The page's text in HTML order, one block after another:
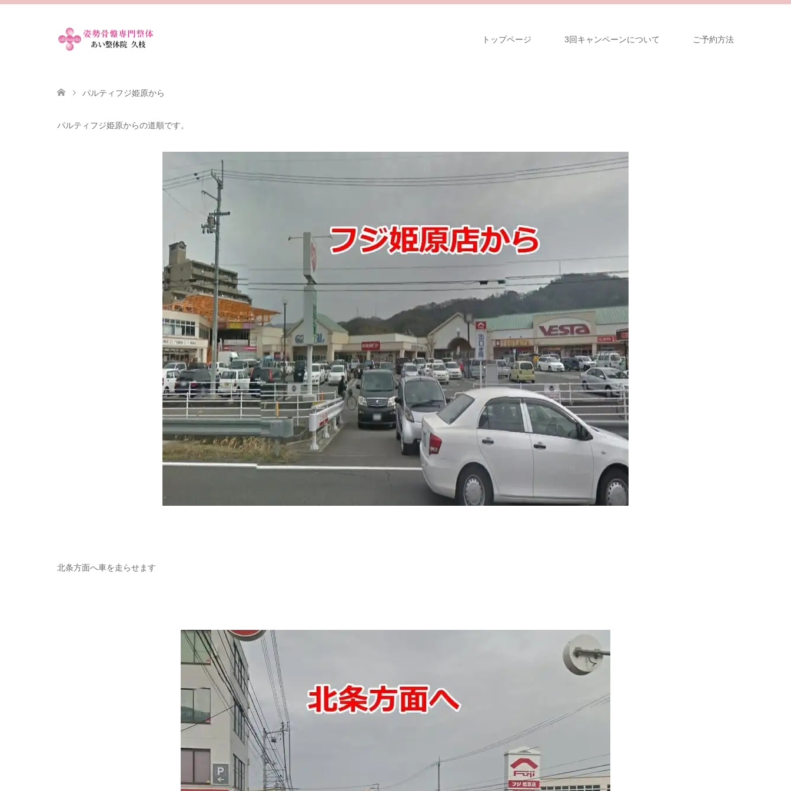
トップページ 3回キャンペーンについて ご予約方法
パルティフジ姫原から
パルティフジ姫原からの道順です。
北条方面へ車を走らせます